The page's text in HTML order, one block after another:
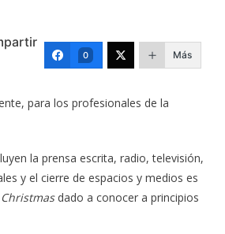
0 Más
para los profesionales de la
la prensa escrita, radio, televisión,
y el cierre de espacios y medios es
dado a conocer a principios